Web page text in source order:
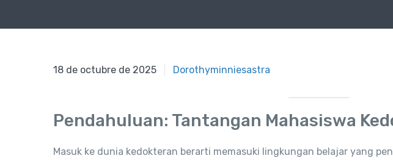
18 de octubre de 2025
18 de octubre de 2025 Dorothyminniesastra
Pendahuluan: Tantangan Mahasiswa
Masuk ke dunia kedokteran berarti memasuki lingkungan belajar yang